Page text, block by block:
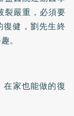
裂嚴重，必須要
健，劉先生終
。
家也能做的復